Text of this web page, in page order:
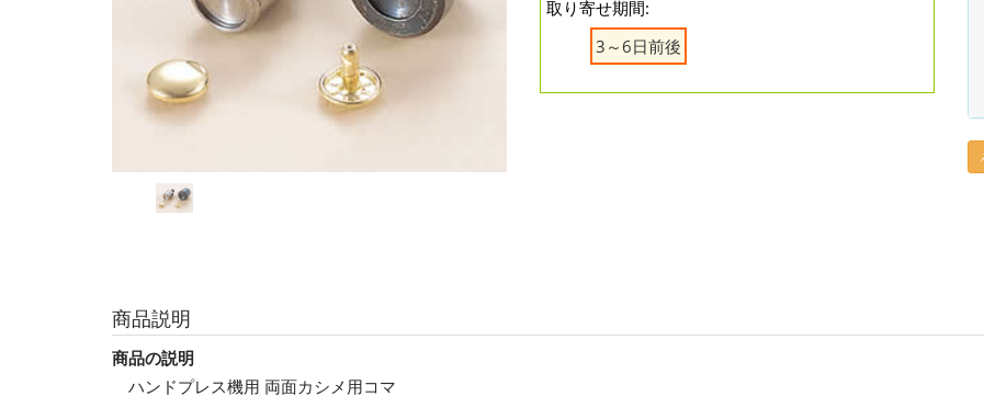
取り寄せ期間:
3～6日前後
商品説明
商品の説明
ハンドプレス機用 両面カシメ用コマ